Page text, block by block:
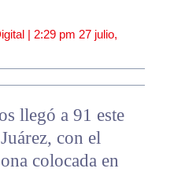
| 2:29 pm 27 julio,
llegó a 91 este
con el
colocada en